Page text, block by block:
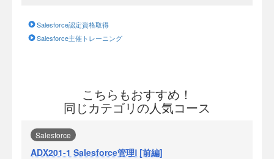
Salesforce認定資格取得
Salesforce主催トレーニング
こちらもおすすめ！
同じカテゴリの人気コース
Salesforce
ADX201-1 Salesforce管理Ⅰ [前編]